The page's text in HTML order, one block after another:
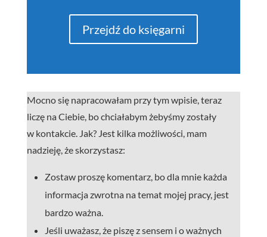
Przejdź do księgarni
Mocno się napracowałam przy tym wpisie, teraz
liczę na Ciebie, bo chciałabym żebyśmy zostały
w kontakcie. Jak? Jest kilka możliwości, mam
nadzieję, że skorzystasz:
Zostaw proszę komentarz, bo dla mnie każda
informacja zwrotna na temat mojej pracy, jest
bardzo ważna.
Jeśli uważasz, że piszę z sensem i o ważnych